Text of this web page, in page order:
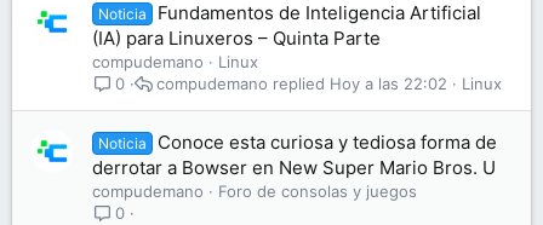
Noticia
Fundamentos de Inteligencia Artificial
(IA) para Linuxeros – Quinta Parte
compudemano
Linux
0
Linux
Hoy a las 22:02
compudemano
Noticia
Conoce esta curiosa y tediosa forma de
derrotar a Bowser en New Super Mario Bros. U
compudemano
Foro de consolas y juegos
0